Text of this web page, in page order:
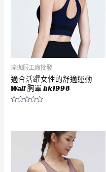
瑜珈服工廠批發
適合活躍女性的舒適運動
Wali 胸罩 hk1998
分